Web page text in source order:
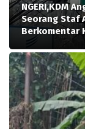
NGERI,KDM
Seorang Staf
Berkomentar